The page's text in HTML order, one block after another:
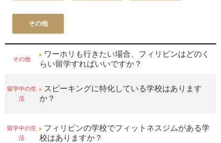
その他
その他
ワーホリも行きたい場合、フィリピンはどのく
らい留学すればいいですか？
留学中の生
活
スピーキングに特化している学校はあります
か？
留学中の生
活
フィリピンの学校でフィットネスジムがある学
校はありますか？